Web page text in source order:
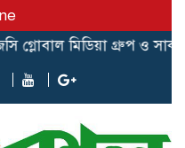
মিডিয়া গ্রুপ ও সার্ক